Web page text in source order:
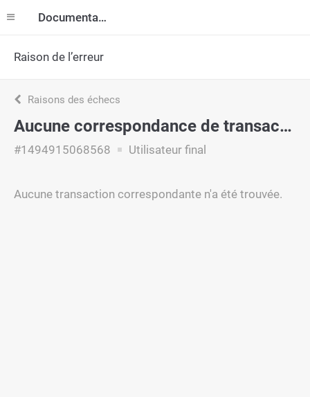
Documentation
Raison de l’erreur
Raisons des échecs
Aucune correspondance de transaction
#1494915068568 Utilisateur final
Aucune transaction correspondante n'a été trouvée.